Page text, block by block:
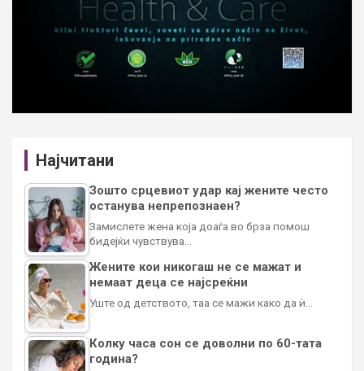
Најчитани
Зошто срцевиот удар кај жените често
останува непрепознаен?
Замислете жена која доаѓа во брза помош
бидејќи чувствува…
Жените кои никогаш не се мажат и
немаат деца се најсреќни
Уште од детството, таа се мажи како да ѝ…
Колку часа сон се доволни по 60-тата
година?